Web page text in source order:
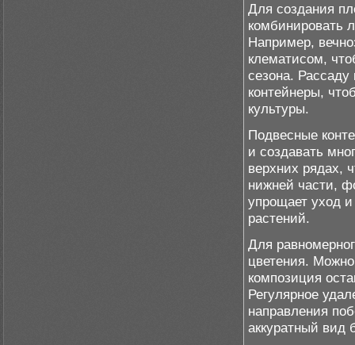
Для создания
комбинировать
Например,
клематисом,
сезона. Рассаду
контейнеры,
культуры.
Подвесные
и создавать
верхних рядах,
нижней части,
упрощает уход
растений.
Для
цветения.
композиция
Регулярное
направления
аккуратный вид